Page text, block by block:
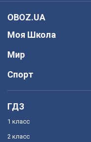
OBOZ.UA
Моя Школа
Мир
Спорт
ГДЗ
1 класс
2 класс